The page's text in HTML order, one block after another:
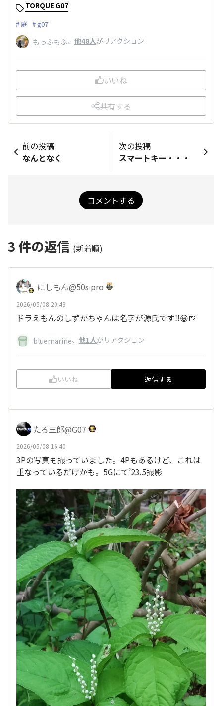
TORQUE G07
庭 g07
もっふもふ、 他48人がリアクション
いいね
共有する
前の投稿
なんとなく
次の投稿
スマートキー・・・
コメントする
3 件の返信 (新着順)
にしもん@50s pro
2026/05/08 20:43
ドラえもんのしずかちゃんは名字が源氏です‼️😀🍺
bluemarine、 他1人がリアクション
いいね 返信する
たろ三郎@G07
2026/05/08 16:40
3Pの写真も撮っていました。4Pもあるけど、これは
重なっているだけかも。5Gにて’23.5撮影